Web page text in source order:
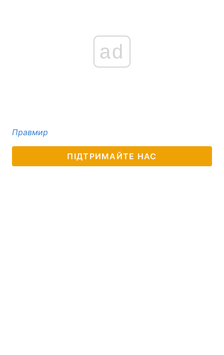
ad
Правмир
ПІДТРИМАЙТЕ НАС